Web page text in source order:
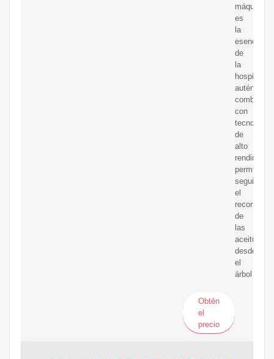
máquina
es
la
esencia
de
la
auténtica
combinada
con
tecnología
de
alto
seguir
el
recorrido
de
las
aceitunas
desde
el
árbol
Obtén
el
precio